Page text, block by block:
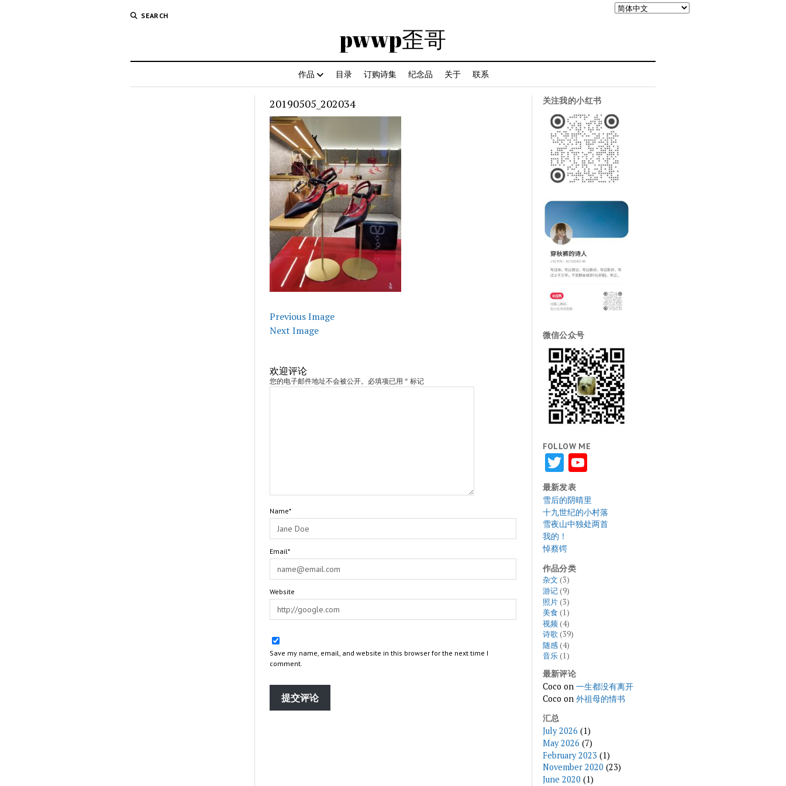
SEARCH
pwwp歪哥
作品 目录 订购诗集 纪念品 关于 联系
20190505_202034
Previous Image
Next Image
欢迎评论
您的电子邮件地址不会被公开。必填项已用 * 标记
Name*
Email*
Website
Save my name, email, and website in this browser for the next time I
comment.
关注我的小红书
微信公众号
FOLLOW ME
TwitterYouTube
最新发表
雪后的阴晴里
十九世纪的小村落
雪夜山中独处两首
我的！
悼蔡锷
作品分类
杂文 (3)
游记(9)
照片(3)
美食 (1)
视频(4)
诗歌 (39)
随感(4)
音乐(1)
最新评论
Coco on 一生都没有离开
Coco on 外祖母的情书
汇总
July 2026 (1)
May 2026 (7)
February 2023 (1)
November 2020 (23)
June 2020 (1)